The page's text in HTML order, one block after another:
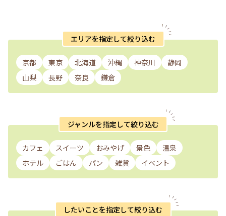
エリアを指定して絞り込む
京都 東京 北海道 沖縄 神奈川
静岡
山梨
長野 奈良 鎌倉
ジャンルを指定して絞り込む
カフェ スイーツ おみやげ 景色
温泉
ホテル
ごはん パン 雑貨 イベント
したいことを指定して絞り込む